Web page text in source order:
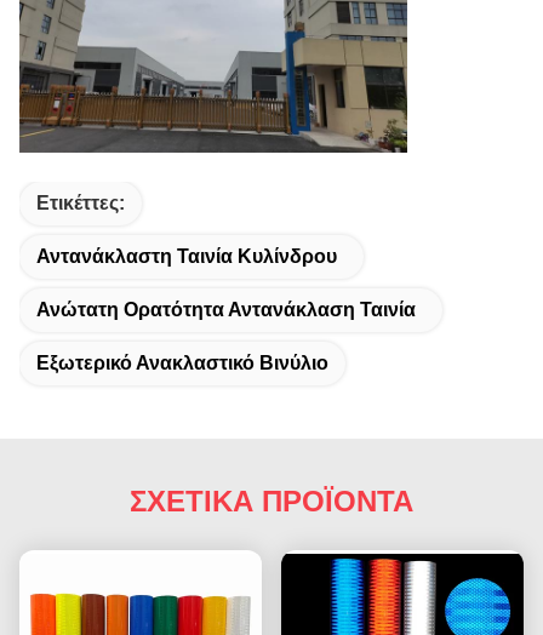
Ετικέττες:
Αντανάκλαστη Ταινία Κυλίνδρου
Ανώτατη Ορατότητα Αντανάκλαση Ταινία
Εξωτερικό Ανακλαστικό Βινύλιο
ΣΧΕΤΙΚΑ ΠΡΟΪΟΝΤΑ